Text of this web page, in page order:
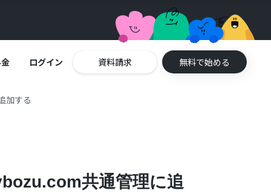
ログイン 資料請求 無料で始める
加する
共通管理に追